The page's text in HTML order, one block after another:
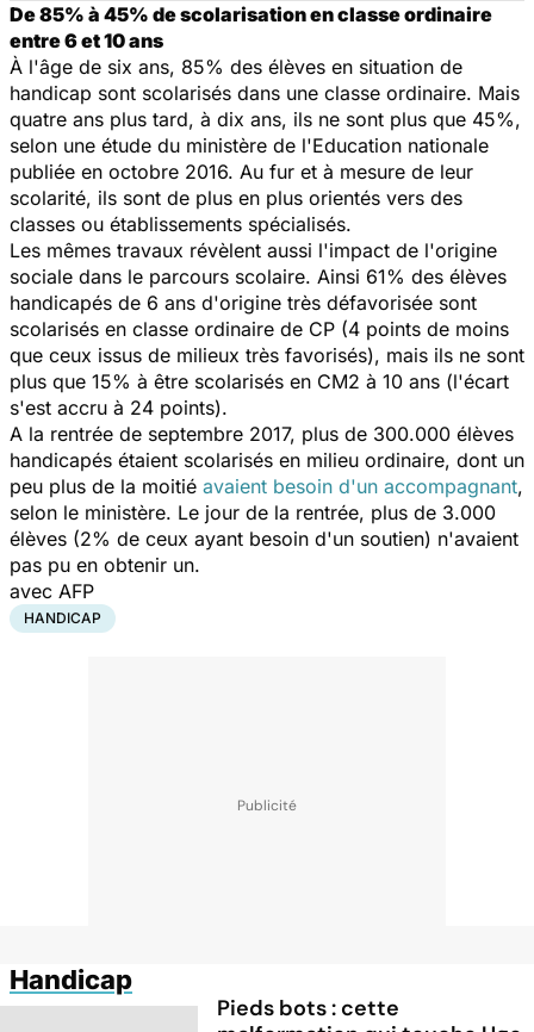
De 85% à 45% de scolarisation en classe ordinaire
entre 6 et 10 ans
À l'âge de six ans, 85% des élèves en situation de
handicap sont scolarisés dans une classe ordinaire. Mais
quatre ans plus tard, à dix ans, ils ne sont plus que 45%,
selon une étude du ministère de l'Education nationale
publiée en octobre 2016. Au fur et à mesure de leur
scolarité, ils sont de plus en plus orientés vers des
classes ou établissements spécialisés.
Les mêmes travaux révèlent aussi l'impact de l'origine
sociale dans le parcours scolaire. Ainsi 61% des élèves
handicapés de 6 ans d'origine très défavorisée sont
scolarisés en classe ordinaire de CP (4 points de moins
que ceux issus de milieux très favorisés), mais ils ne sont
plus que 15% à être scolarisés en CM2 à 10 ans (l'écart
s'est accru à 24 points).
A la rentrée de septembre 2017, plus de 300.000 élèves
handicapés étaient scolarisés en milieu ordinaire, dont un
peu plus de la moitié avaient besoin d'un accompagnant,
selon le ministère. Le jour de la rentrée, plus de 3.000
élèves (2% de ceux ayant besoin d'un soutien) n'avaient
pas pu en obtenir un.
avec AFP
HANDICAP
Handicap
Pieds bots : cette